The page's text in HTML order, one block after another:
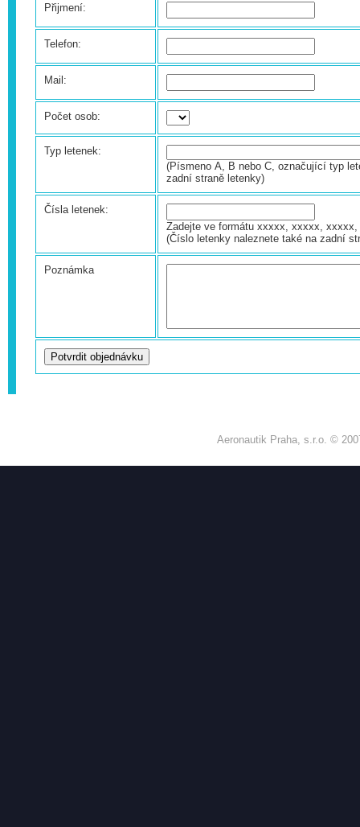
Přijmení:
Telefon:
Mail:
Počet osob:
Typ letenek:
(Písmeno A, B nebo C, označující typ
zadní straně letenky)
Čísla letenek:
Zadejte ve formátu xxxxx, xxxxx, xxxxx,
(Číslo letenky naleznete také na zadní
Poznámka
Aeronautik Praha, s.r.o. ©